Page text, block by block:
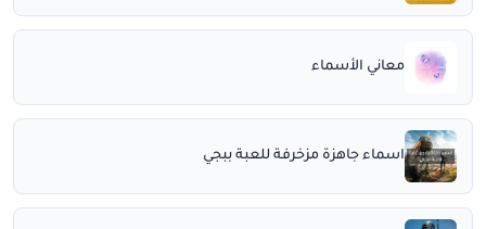
معاني الأسماء
اسماء جاهزة مزخرفة للعبة ببجي